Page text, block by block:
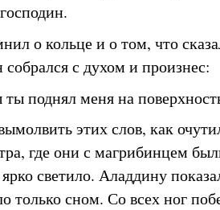
о кольце и о том, что
с духом и произнес:
поднял меня на
этих слов, как
где они с магрибинцем
светило. Аладдину
только сном. Со всех ног